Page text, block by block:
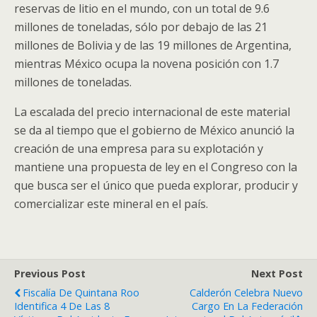
reservas de litio en el mundo, con un total de 9.6
millones de toneladas, sólo por debajo de las 21
millones de Bolivia y de las 19 millones de Argentina,
mientras México ocupa la novena posición con 1.7
millones de toneladas.
La escalada del precio internacional de este material
se da al tiempo que el gobierno de México anunció la
creación de una empresa para su explotación y
mantiene una propuesta de ley en el Congreso con la
que busca ser el único que pueda explorar, producir y
comercializar este mineral en el país.
Previous Post
Fiscalía De Quintana Roo
Identifica 4 De Las 8
Next Post
Calderón Celebra Nuevo
Cargo En La Federación